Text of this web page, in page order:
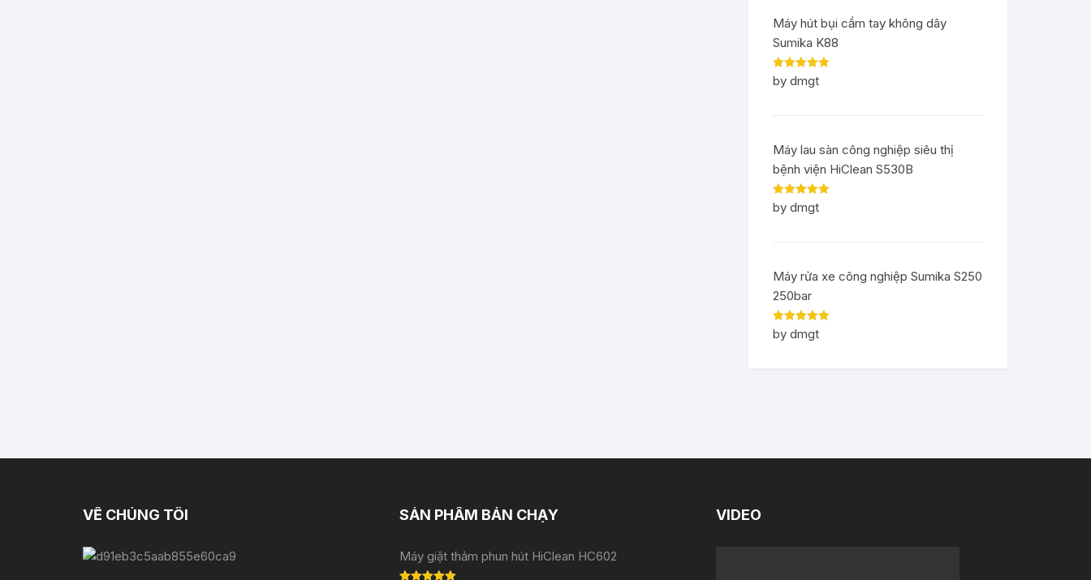
Máy hút bụi cầm tay không dây
Sumika K88
Rated5out
of 5
by dmgt
Máy lau sàn công nghiệp siêu thị
bệnh viện HiClean S530B
Rated5out
of 5
by dmgt
Máy rửa xe công nghiệp Sumika S250
250bar
Rated5out
of 5
by dmgt
VỀ CHÚNG TÔI SẢN PHẨM BÁN CHẠY
Máy giặt thảm phun hút HiClean HC602
VIDEO